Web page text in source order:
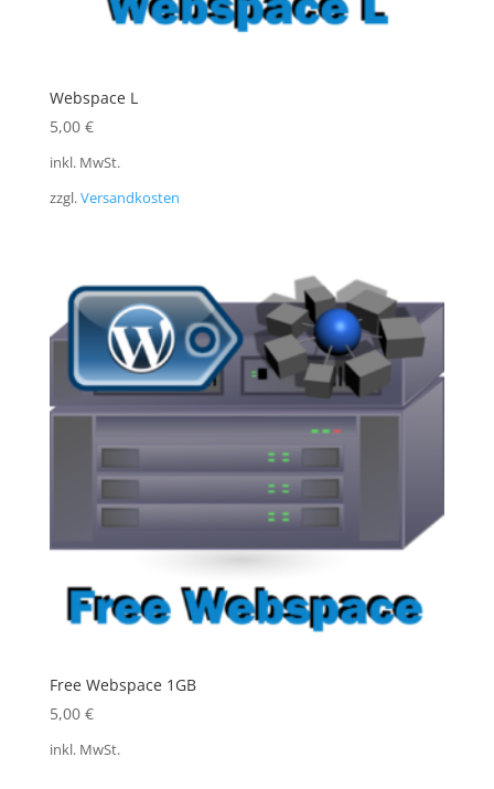
Webspace L
5,00 €
inkl. MwSt.
zzgl.Versandkosten
Free Webspace 1GB
5,00 €
inkl. MwSt.